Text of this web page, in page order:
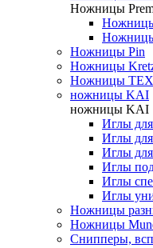
Ножницы
Ножницы Pin
Ножницы
Ножницы
ножницы KAI
ножницы KAI
Иглы
Иглы
Иглы
Иглы
Иглы
Иглы
Ножницы
Ножницы
Снипперы,